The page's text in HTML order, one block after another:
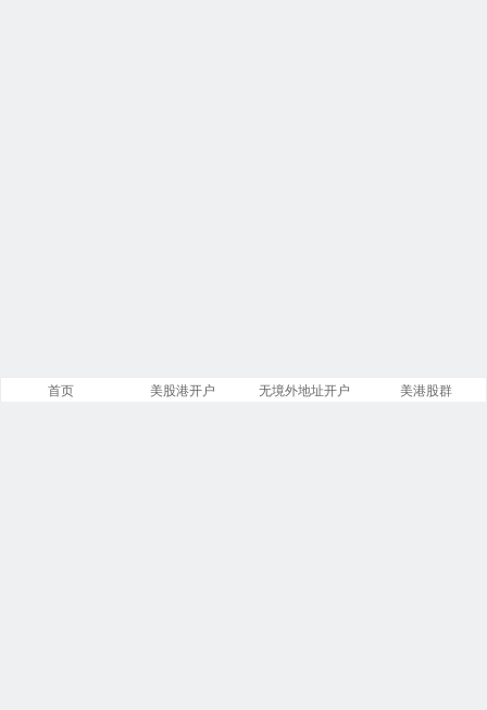
首页 美股港开户 无境外地址开户 美港股群